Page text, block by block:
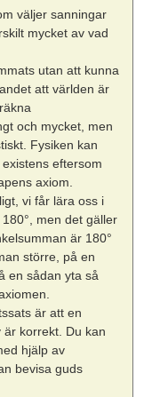
väljer sanningar
mycket av vad
utan att kunna
att världen är
och mycket, men
Fysiken kan
eftersom
axiom.
vi får lära oss i
men det gäller
är 180°
större, på en
en sådan yta så
är att en
korrekt. Du kan
hjälp av
bevisa guds